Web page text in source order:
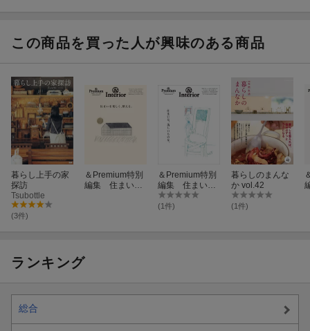
この商品を買った人が興味のある商品
暮らし上手の家
探訪
Tsubottle
(3件)
＆Premium特別
編集 住まいを
＆Premium特別
編集 住まい
に、美しいもの
を。
(1件)
暮らしのまんな
か vol.42
(1件)
ランキング
総合